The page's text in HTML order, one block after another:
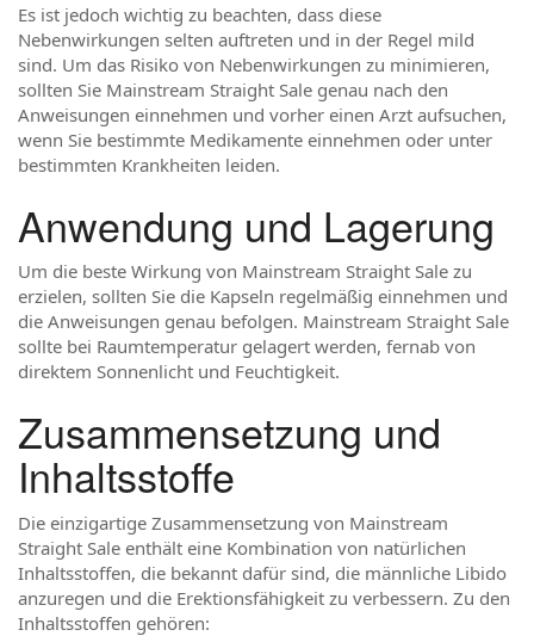
Es ist jedoch wichtig zu beachten, dass diese
Nebenwirkungen selten auftreten und in der Regel mild
sind. Um das Risiko von Nebenwirkungen zu minimieren,
sollten Sie Mainstream Straight Sale genau nach den
Anweisungen einnehmen und vorher einen Arzt aufsuchen,
wenn Sie bestimmte Medikamente einnehmen oder unter
bestimmten Krankheiten leiden.
Anwendung und Lagerung
Um die beste Wirkung von Mainstream Straight Sale zu
erzielen, sollten Sie die Kapseln regelmäßig einnehmen und
die Anweisungen genau befolgen. Mainstream Straight Sale
sollte bei Raumtemperatur gelagert werden, fernab von
direktem Sonnenlicht und Feuchtigkeit.
Zusammensetzung und
Inhaltsstoffe
Die einzigartige Zusammensetzung von Mainstream
Straight Sale enthält eine Kombination von natürlichen
Inhaltsstoffen, die bekannt dafür sind, die männliche Libido
anzuregen und die Erektionsfähigkeit zu verbessern. Zu den
Inhaltsstoffen gehören: